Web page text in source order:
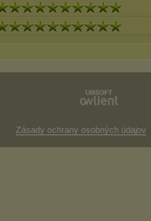
Zásady ochrany osobných údajov